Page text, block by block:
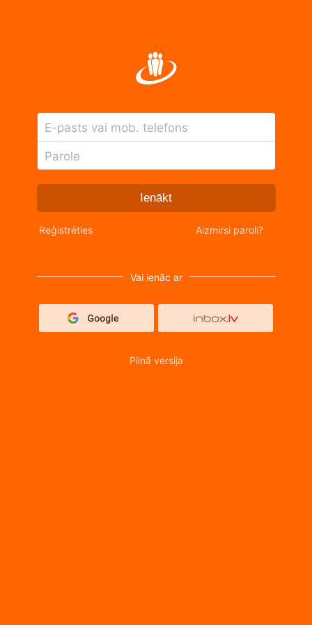
E-pasts vai mob. telefons
Parole
Ienākt
Reģistrēties Aizmirsi paroli?
Vai ienāc ar
Pilnā versija